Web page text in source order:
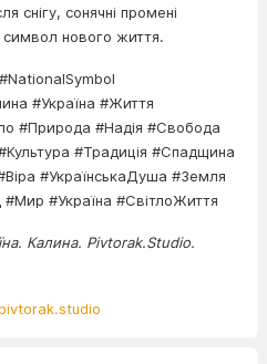
снігу, сонячні промені
символ нового життя.
#Україна #Життя
#Природа #Надія #Свобода
#Традиція #Спадщина
#УкраїнськаДуша #Земля
#Україна #СвітлоЖиття
Калина. Pivtorak.Studio.